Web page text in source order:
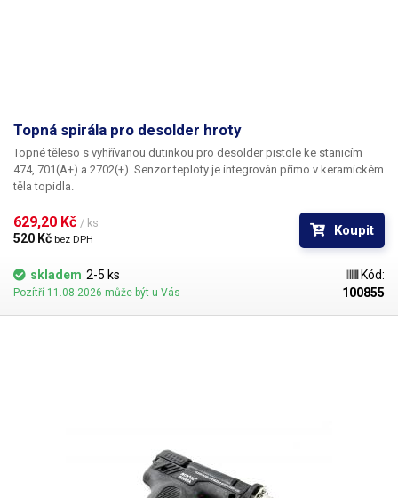
Topná spirála pro desolder hroty
Topné těleso s vyhřívanou dutinkou pro desolder pistole ke stanicím
474, 701(A+) a 2702(+). Senzor teploty je integrován přímo v keramickém
těla topidla.
629,20 Kč / ks
520 Kč bez DPH
Koupit
skladem 2-5 ks
Pozítří 11.08.2026 může být u Vás
Kód:
100855